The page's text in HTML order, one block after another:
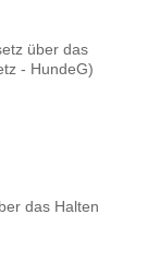
über das
- HundeG)
das Halten